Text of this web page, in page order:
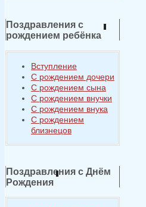
Поздравления с
рождением ребёнка
Вступление
С рождением дочери
С рождением сына
С рождением внучки
С рождением внука
С рождением
близнецов
Поздравления с Днём
Рождения